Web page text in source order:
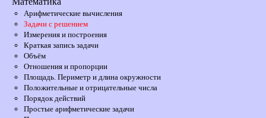
Арифметические вычисления
Задачи с решением
Измерения и построения
Краткая запись задачи
Объём
Отношения и пропорции
Площадь. Периметр и длина окружности
Положительные и отрицательные числа
Порядок действий
Простые арифметические задачи